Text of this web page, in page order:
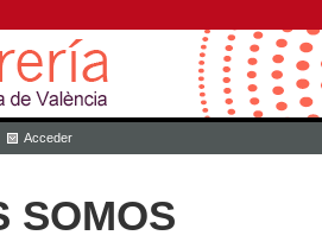
Acceder
SOMOS